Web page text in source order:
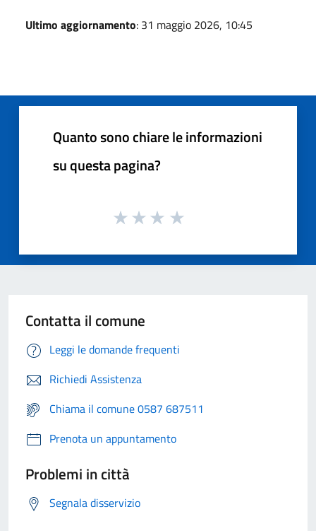
Ultimo aggiornamento: 31 maggio 2026, 10:45
Quanto sono chiare le informazioni
su questa pagina?
Contatta il comune
Leggi le domande frequenti
Richiedi Assistenza
Chiama il comune 0587 687511
Prenota un appuntamento
Problemi in città
Segnala disservizio